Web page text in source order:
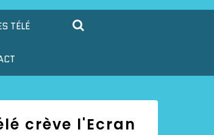
TÉLÉ
crève l'Ecran